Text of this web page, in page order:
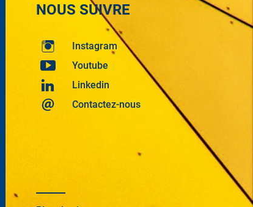
NOUS SUIVRE
Instagram
Youtube
Linkedin
Contactez-nous